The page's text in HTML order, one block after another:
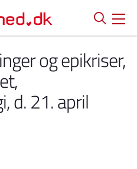
og epikriser,
d. 21. april